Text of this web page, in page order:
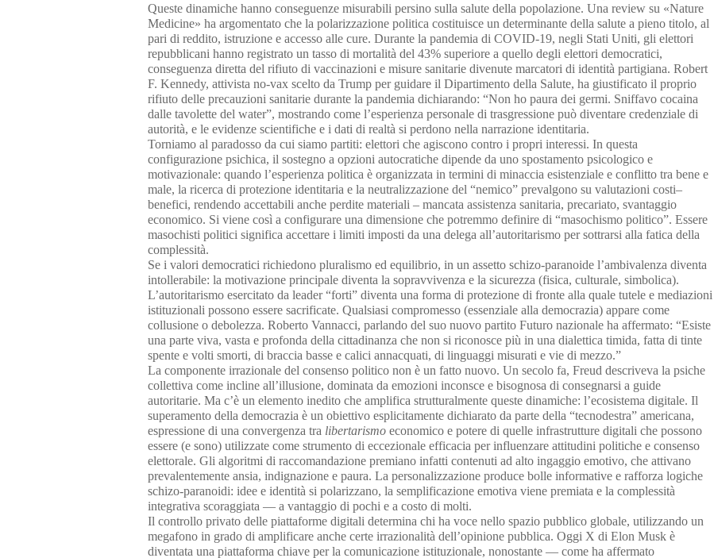
Queste dinamiche hanno conseguenze misurabili persino sulla salute della popolazione. Una review su «Nature
Medicine» ha argomentato che la polarizzazione politica costituisce un determinante della salute a pieno titolo, al
pari di reddito, istruzione e accesso alle cure. Durante la pandemia di COVID-19, negli Stati Uniti, gli elettori
repubblicani hanno registrato un tasso di mortalità del 43% superiore a quello degli elettori democratici,
conseguenza diretta del rifiuto di vaccinazioni e misure sanitarie divenute marcatori di identità partigiana. Robert
F. Kennedy, attivista no-vax scelto da Trump per guidare il Dipartimento della Salute, ha giustificato il proprio
rifiuto delle precauzioni sanitarie durante la pandemia dichiarando: “Non ho paura dei germi. Sniffavo cocaina
dalle tavolette del water”, mostrando come l’esperienza personale di trasgressione può diventare credenziale di
autorità, e le evidenze scientifiche e i dati di realtà si perdono nella narrazione identitaria.
Torniamo al paradosso da cui siamo partiti: elettori che agiscono contro i propri interessi. In questa
configurazione psichica, il sostegno a opzioni autocratiche dipende da uno spostamento psicologico e
motivazionale: quando l’esperienza politica è organizzata in termini di minaccia esistenziale e conflitto tra bene e
male, la ricerca di protezione identitaria e la neutralizzazione del “nemico” prevalgono su valutazioni costi–
benefici, rendendo accettabili anche perdite materiali – mancata assistenza sanitaria, precariato, svantaggio
economico. Si viene così a configurare una dimensione che potremmo definire di “masochismo politico”. Essere
masochisti politici significa accettare i limiti imposti da una delega all’autoritarismo per sottrarsi alla fatica della
complessità.
Se i valori democratici richiedono pluralismo ed equilibrio, in un assetto schizo-paranoide l’ambivalenza diventa
intollerabile: la motivazione principale diventa la sopravvivenza e la sicurezza (fisica, culturale, simbolica).
L’autoritarismo esercitato da leader “forti” diventa una forma di protezione di fronte alla quale tutele e mediazioni
istituzionali possono essere sacrificate. Qualsiasi compromesso (essenziale alla democrazia) appare come
collusione o debolezza. Roberto Vannacci, parlando del suo nuovo partito Futuro nazionale ha affermato: “Esiste
una parte viva, vasta e profonda della cittadinanza che non si riconosce più in una dialettica timida, fatta di tinte
spente e volti smorti, di braccia basse e calici annacquati, di linguaggi misurati e vie di mezzo.”
La componente irrazionale del consenso politico non è un fatto nuovo. Un secolo fa, Freud descriveva la psiche
collettiva come incline all’illusione, dominata da emozioni inconsce e bisognosa di consegnarsi a guide
autoritarie. Ma c’è un elemento inedito che amplifica strutturalmente queste dinamiche: l’ecosistema digitale. Il
superamento della democrazia è un obiettivo esplicitamente dichiarato da parte della “tecnodestra” americana,
espressione di una convergenza tra libertarismo economico e potere di quelle infrastrutture digitali che possono
essere (e sono) utilizzate come strumento di eccezionale efficacia per influenzare attitudini politiche e consenso
elettorale. Gli algoritmi di raccomandazione premiano infatti contenuti ad alto ingaggio emotivo, che attivano
prevalentemente ansia, indignazione e paura. La personalizzazione produce bolle informative e rafforza logiche
schizo-paranoidi: idee e identità si polarizzano, la semplificazione emotiva viene premiata e la complessità
integrativa scoraggiata — a vantaggio di pochi e a costo di molti.
Il controllo privato delle piattaforme digitali determina chi ha voce nello spazio pubblico globale, utilizzando un
megafono in grado di amplificare anche certe irrazionalità dell’opinione pubblica. Oggi X di Elon Musk è
diventata una piattaforma chiave per la comunicazione istituzionale, nonostante — come ha affermato